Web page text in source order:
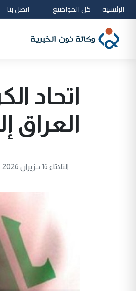
الرئيسية كل المواضيع اتصل بنا
اتحاد
العراق إلى 18
الثلاثاء 16 حزيران 2026